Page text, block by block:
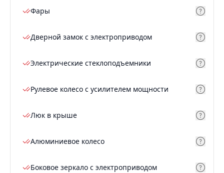
Фары
Дверной замок с электроприводом
Электрические стеклоподъемники
Рулевое колесо с усилителем мощности
Люк в крыше
Алюминиевое колесо
Боковое зеркало с электроприводом